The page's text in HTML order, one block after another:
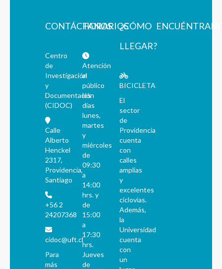
CONTÁCTANOS
Centro
de
Investigación
y
Documentación
(CIDOC)
Calle
Alberto
Henckel
2317,
Providencia,
Santiago
+56 2
24207368
cidoc@uft.cl
Para
más
HORARIOS
Atención
al
público
los
días
lunes,
martes
y
miércoles
de
09:30
a
14:00
hrs. y
de
15:00
a
17:30
hrs.
Jueves
de
¿CÓMO
LLEGAR?
BICICLETA
El
sector
de
Providencia
cuenta
con
calles
amplias
y
excelentes
ciclovías.
Además,
la
Universidad
cuenta
con
un